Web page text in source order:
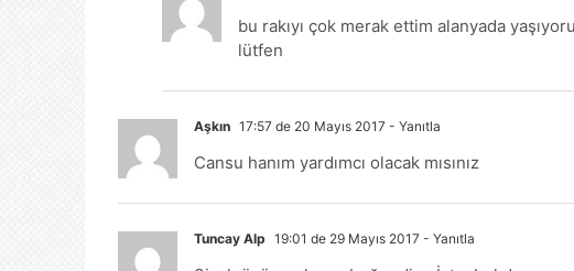
bu rakıyı çok merak ettim alanyada
lütfen
Aşkın 17:57 de 20 Mayıs 2017 - Yanıtla
Cansu hanım yardımcı olacak mısınız
Tuncay Alp 19:01 de 29 Mayıs 2017 - Yanıtla